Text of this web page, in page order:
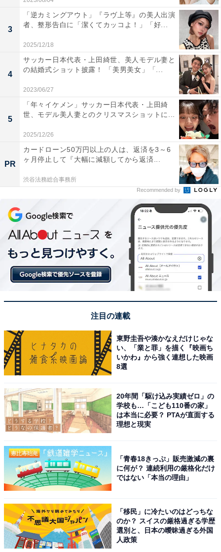
3
「逆カミングアウト」『ラヴ上等』の美人出演
者、整形告白に「潔くてカッコよ！」「好...
2025/12/18
4
サッカー日本代表・上田綺世、美人モデル妻と
の結婚式ショット披露！ 「美男美女」「...
2023/06/27
5
「年々イケメン」サッカー日本代表・上田綺
世、モデル美人妻とのクリスマスショットに...
2025/12/26
PR
カードローン50万円以上の人は、返済を3～6
ヶ月停止して『大幅に減額してから返済...
渋谷法務総合事務所
Recommended by
注目の連載
東野圭吾や湊かなえだけじゃな
い、「業と罪」を描く『映画ち
いかわ』から強く連想した映画
8選
20年間「駆け込み実績ゼロ」の
学校も…「こども110番の家」
は本当に必要？ PTAが直面する
理想と現実
「青春18きっぷ」販売激減の裏
に何が？ 連続利用の厳格化だけ
ではない「本当の理由」
「移民」に冷たいのはどっちな
のか？ スイスの厳格過ぎる学歴
選別と、日本の曖昧過ぎる外国
人政策